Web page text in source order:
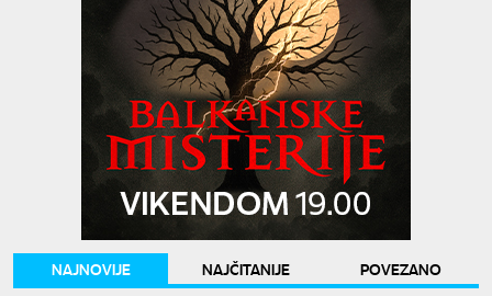
NAJNOVIJE NAJČITANIJE
POVEZANO